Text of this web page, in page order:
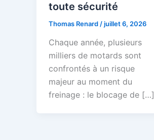
toute sécurité
Thomas Renard /juillet 6, 2026
Chaque année, plusieurs
milliers de motards sont
confrontés à un risque
majeur au moment du
freinage : le blocage de […]